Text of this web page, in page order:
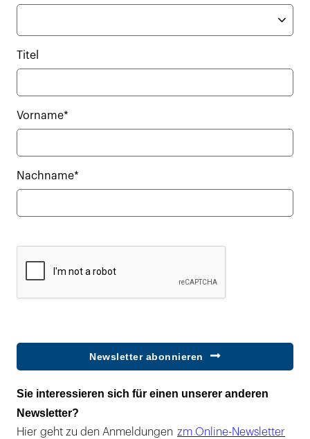
Titel
Vorname*
Nachname*
Newsletter abonnieren
Sie interessieren sich für einen unserer anderen
Newsletter?
Hier geht zu den Anmeldungen zm Online-Newsletter